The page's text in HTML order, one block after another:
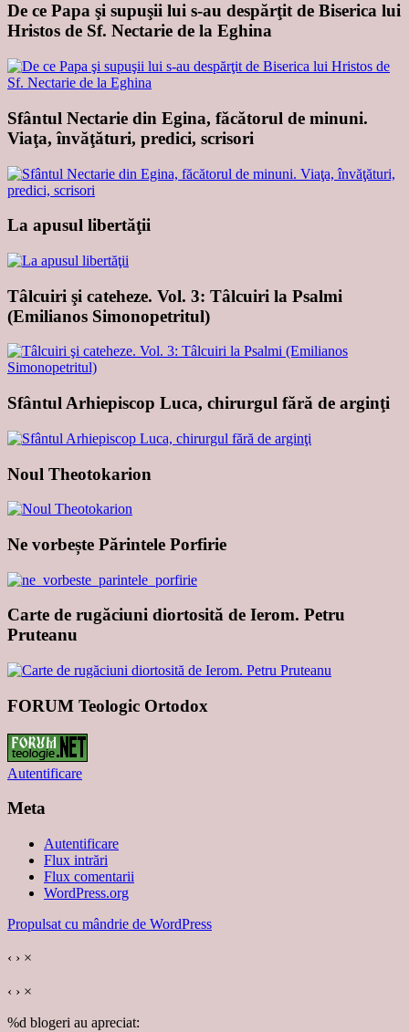
De ce Papa şi supuşii lui s-au despărţit de Biserica lui
Hristos de Sf. Nectarie de la Eghina
Sfântul Nectarie din Egina, făcătorul de minuni.
Viaţa, învăţături, predici, scrisori
La apusul libertăţii
Tâlcuiri şi cateheze. Vol. 3: Tâlcuiri la Psalmi
(Emilianos Simonopetritul)
Sfântul Arhiepiscop Luca, chirurgul fără de arginţi
Noul Theotokarion
Ne vorbește Părintele Porfirie
Carte de rugăciuni diortosită de Ierom. Petru
Pruteanu
FORUM Teologic Ortodox
Autentificare
Meta
Autentificare
Flux intrări
Flux comentarii
WordPress.org
Propulsat cu mândrie de WordPress
‹ › ×
‹ › ×
%d blogeri au apreciat: